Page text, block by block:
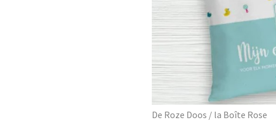
De Roze Doos / la Boîte Rose